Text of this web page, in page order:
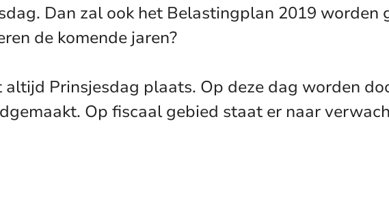
Dan zal ook het Belastingplan 2019 worden
de komende jaren?
Prinsjesdag plaats. Op deze dag worden
Op fiscaal gebied staat er naar